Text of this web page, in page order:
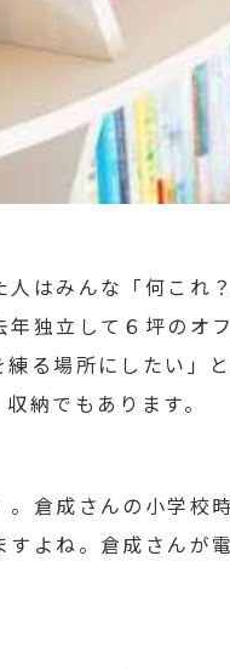
はみんな「何これ
独立して６坪のオ
る場所にしたい」
納でもあります。
倉成さんの小学校
よね。倉成さんが